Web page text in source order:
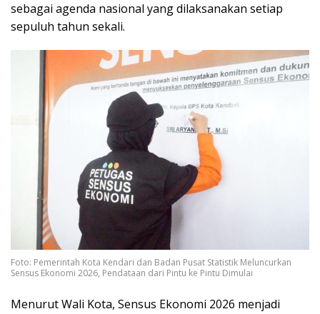
sebagai agenda nasional yang dilaksanakan setiap
sepuluh tahun sekali.
Foto: Pemerintah Kota Kendari dan Badan Pusat Statistik Meluncurkan
Sensus Ekonomi 2026, Pendataan dari Pintu ke Pintu Dimulai
Menurut Wali Kota, Sensus Ekonomi 2026 menjadi